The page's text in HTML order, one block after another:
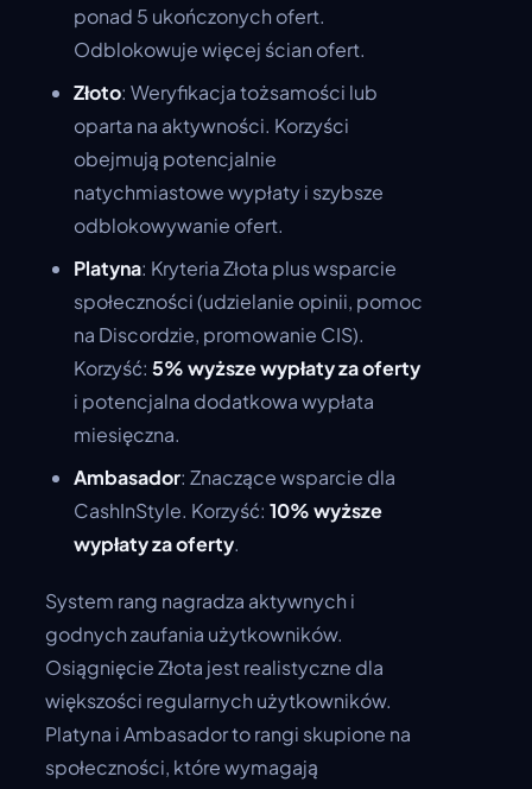
ponad 5 ukończonych ofert.
Odblokowuje więcej ścian ofert.
Złoto: Weryfikacja tożsamości lub
oparta na aktywności. Korzyści
obejmują potencjalnie
natychmiastowe wypłaty i szybsze
odblokowywanie ofert.
Platyna: Kryteria Złota plus wsparcie
społeczności (udzielanie opinii, pomoc
na Discordzie, promowanie CIS).
Korzyść:5% wyższe wypłaty za oferty
i potencjalna dodatkowa wypłata
miesięczna.
Ambasador: Znaczące wsparcie dla
CashInStyle. Korzyść:10% wyższe
wypłaty za oferty.
System rang nagradza aktywnych i
godnych zaufania użytkowników.
Osiągnięcie Złota jest realistyczne dla
większości regularnych użytkowników.
Platyna i Ambasador to rangi skupione na
społeczności, które wymagają